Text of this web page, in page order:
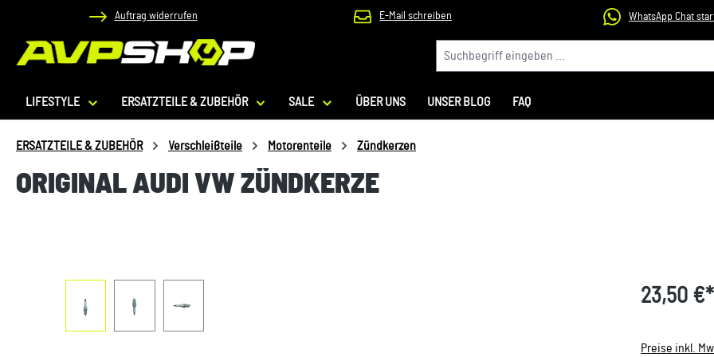
Hauptinhalt springen
Zur Suche springen
Zur Hauptnavigation springen
Auftrag widerrufen E-Mail schreiben WhatsApp Chat
LIFESTYLE ERSATZTEILE & ZUBEHÖR SALE ÜBER UNS UNSER BLOG FAQ
ERSATZTEILE & ZUBEHÖR Verschleißteile Motorenteile Zündkerzen
ORIGINAL AUDI VW ZÜNDKERZE
23,50 €*
Preise inkl.